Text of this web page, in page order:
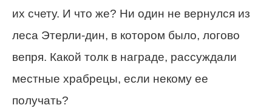
их счету. И что же? Ни один не вернулся из
леса Этерли-дин, в котором было, логово
вепря. Какой толк в награде, рассуждали
местные храбрецы, если некому ее
получать?